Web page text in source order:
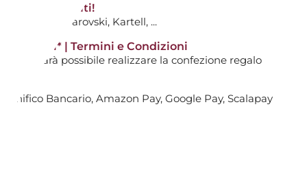
DIFFUSORE - ORANGE
non scontati!
: Hermès, Swarovski, Kartell, ...
14 giorni* | Termini e Condizioni
non sarà possibile realizzare la confezione regalo
Bancario, Amazon Pay, Google Pay, Scalapay